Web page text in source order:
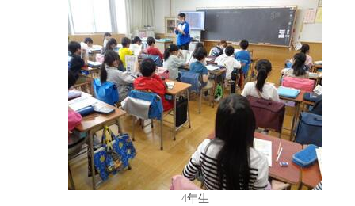
4年生